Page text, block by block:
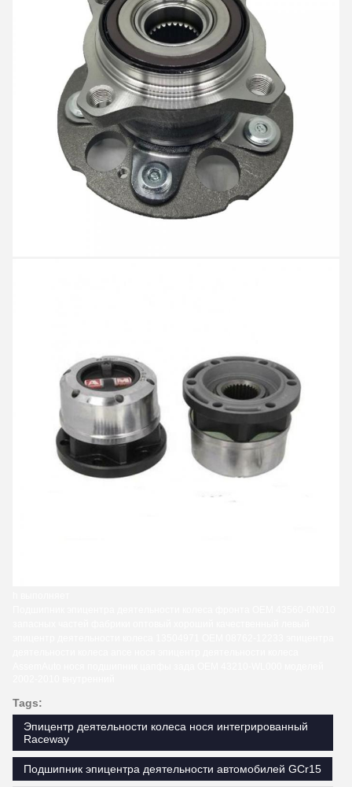
Tags:
Эпицентр деятельности колеса нося интегрированный
Raceway
Подшипник эпицентра деятельности автомобилей GCr15